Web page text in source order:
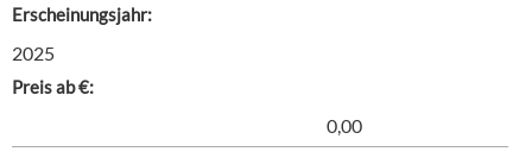
Erscheinungsjahr:
2025
Preis ab €:
0,00